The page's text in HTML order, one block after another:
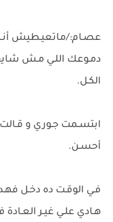
عصـام:/ماتعيـطيش
دمـوعك اللـي مـش
الكـل.
ابتسـمت جـوري و
أحسـن.
فـي الوقـت ده دخـل
هـادي علـي غيـر العـادة